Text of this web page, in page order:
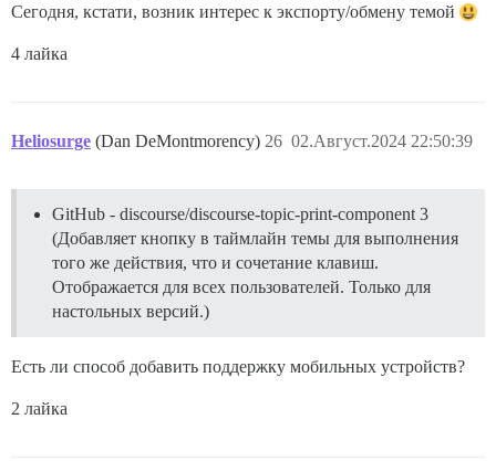
Сегодня, кстати, возник интерес к экспорту/обмену темой
4 лайка
Heliosurge (Dan DeMontmorency) 02.Август.2024 22:50:39
26
GitHub - discourse/discourse-topic-print-component 3
(Добавляет кнопку в таймлайн темы для выполнения
того же действия, что и сочетание клавиш.
Отображается для всех пользователей. Только для
настольных версий.)
Есть ли способ добавить поддержку мобильных устройств?
2 лайка